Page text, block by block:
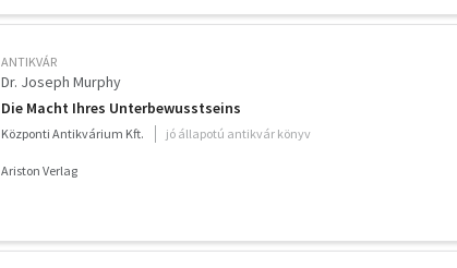
ANTIKVÁR
Dr. Joseph Murphy
Die Macht Ihres Unterbewusstseins
Központi Antikvárium Kft. jó állapotú antikvár könyv
Ariston Verlag